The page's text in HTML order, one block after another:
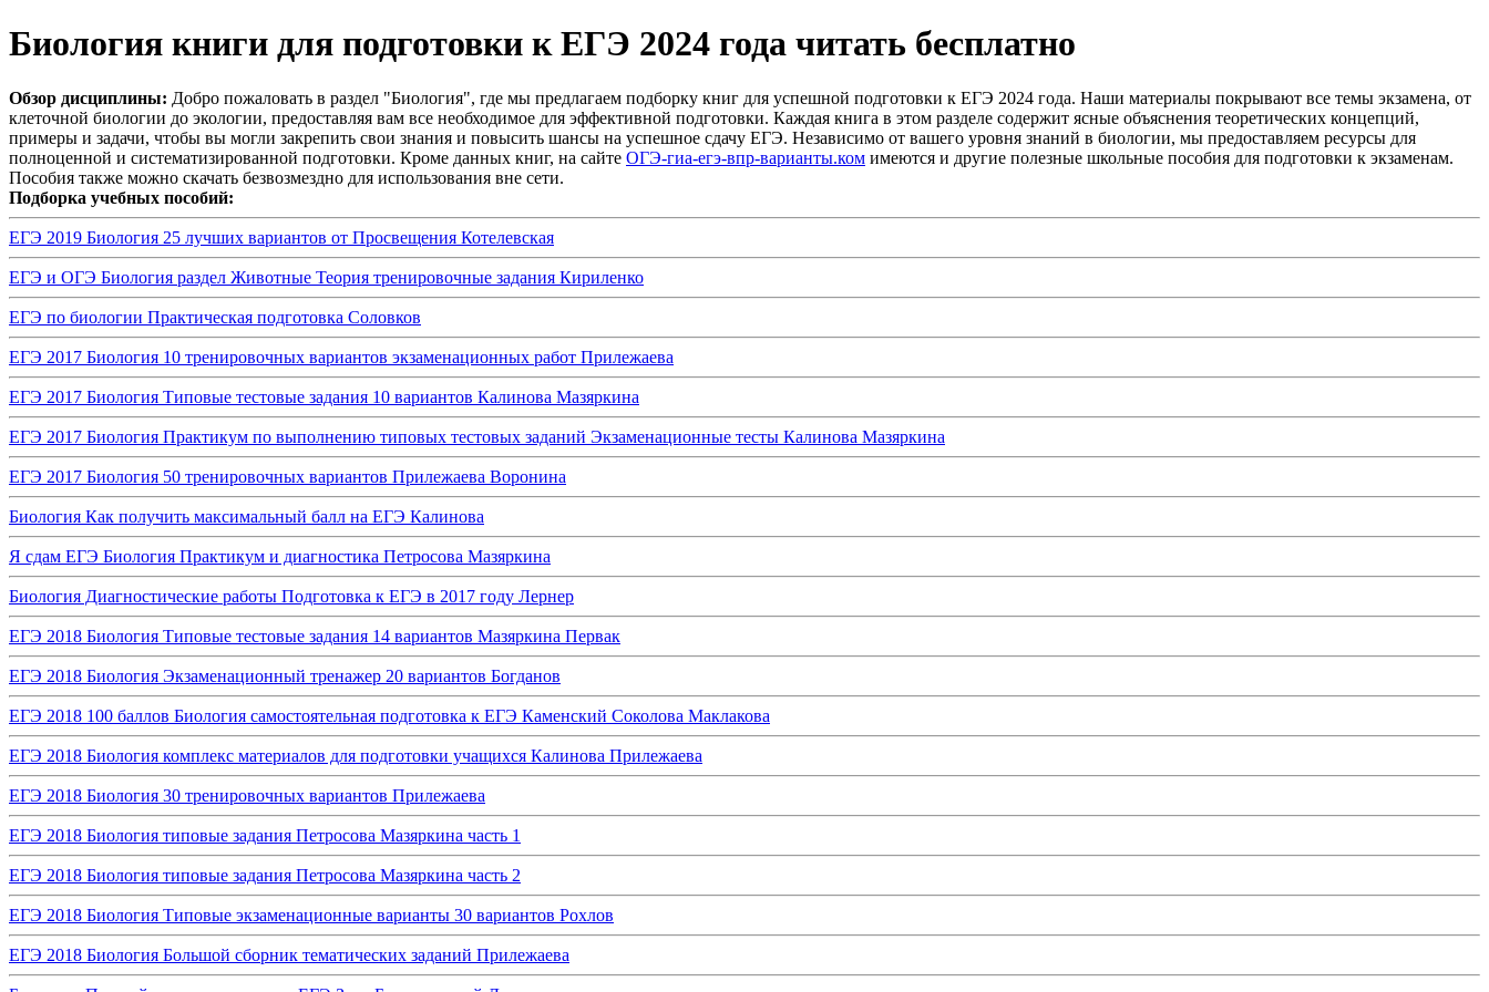
Биология книги для подготовки к ЕГЭ 2024 года читать бесплатно
Обзор дисциплины: Добро пожаловать в раздел "Биология", где мы предлагаем подборку книг для успешной подготовки к ЕГЭ 2024 года. Наши материалы покрывают все темы экзамена, от
клеточной биологии до экологии, предоставляя вам все необходимое для эффективной подготовки. Каждая книга в этом разделе содержит ясные объяснения теоретических концепций,
примеры и задачи, чтобы вы могли закрепить свои знания и повысить шансы на успешное сдачу ЕГЭ. Независимо от вашего уровня знаний в биологии, мы предоставляем ресурсы для
полноценной и систематизированной подготовки. Кроме данных книг, на сайте ОГЭ-гиа-егэ-впр-варианты.ком имеются и другие полезные школьные пособия для подготовки к экзаменам.
Пособия также можно скачать безвозмездно для использования вне сети.
Подборка учебных пособий:
ЕГЭ 2019 Биология 25 лучших вариантов от Просвещения Котелевская
ЕГЭ и ОГЭ Биология раздел Животные Теория тренировочные задания Кириленко
ЕГЭ по биологии Практическая подготовка Соловков
ЕГЭ 2017 Биология 10 тренировочных вариантов экзаменационных работ Прилежаева
ЕГЭ 2017 Биология Типовые тестовые задания 10 вариантов Калинова Мазяркина
ЕГЭ 2017 Биология Практикум по выполнению типовых тестовых заданий Экзаменационные тесты Калинова Мазяркина
ЕГЭ 2017 Биология 50 тренировочных вариантов Прилежаева Воронина
Биология Как получить максимальный балл на ЕГЭ Калинова
Я сдам ЕГЭ Биология Практикум и диагностика Петросова Мазяркина
Биология Диагностические работы Подготовка к ЕГЭ в 2017 году Лернер
ЕГЭ 2018 Биология Типовые тестовые задания 14 вариантов Мазяркина Первак
ЕГЭ 2018 Биология Экзаменационный тренажер 20 вариантов Богданов
ЕГЭ 2018 100 баллов Биология самостоятельная подготовка к ЕГЭ Каменский Соколова Маклакова
ЕГЭ 2018 Биология комплекс материалов для подготовки учащихся Калинова Прилежаева
ЕГЭ 2018 Биология 30 тренировочных вариантов Прилежаева
ЕГЭ 2018 Биология типовые задания Петросова Мазяркина часть 1
ЕГЭ 2018 Биология типовые задания Петросова Мазяркина часть 2
ЕГЭ 2018 Биология Типовые экзаменационные варианты 30 вариантов Рохлов
ЕГЭ 2018 Биология Большой сборник тематических заданий Прилежаева